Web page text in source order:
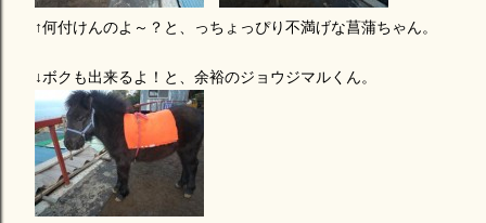
↑何付けんのよ～？と、っちょっぴり不満げな菖蒲ちゃん。
↓ボクも出来るよ！と、余裕のジョウジマルくん。